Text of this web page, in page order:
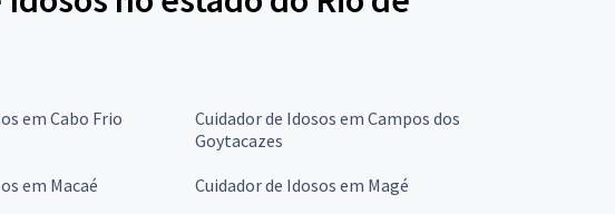
em Cabo Frio
Cuidador de Idosos em Campos dos
Goytacazes
em Macaé
Cuidador de Idosos em Magé